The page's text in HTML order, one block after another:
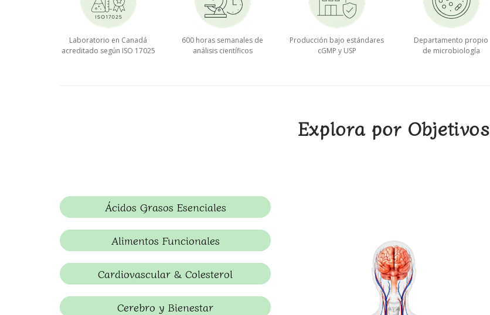
Laboratorio en Canadá
acreditado según ISO 17025
600 horas semanales de
análisis científicos
Producción bajo estándares
cGMP y USP
Departamento propio
de microbiología
Explora por Objetivos
Ácidos Grasos Esenciales
Alimentos Funcionales
Cardiovascular & Colesterol
Cerebro y Bienestar